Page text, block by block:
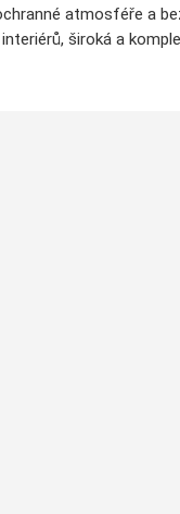
atmosféře a
široká a